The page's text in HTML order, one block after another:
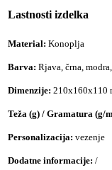
Lastnosti izdelka
Material: Konoplja
Barva: Rjava, črna,
Dimenzije: 210x160x110
Teža (g) / Gramatura (g/
Personalizacija: vezenje
Dodatne informacije: /